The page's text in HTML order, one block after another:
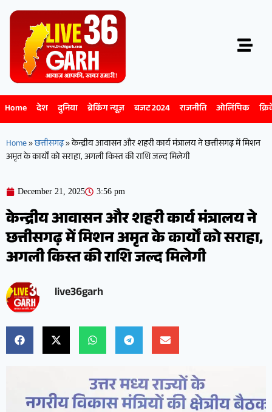
Home देश दुनिया ब्रेकिंग न्यूज़ बजट 2024 राजनीति ओलिंपिक
Home»छत्तीसगढ़»केन्द्रीय आवासन और शहरी कार्य मंत्रालय ने छत्तीसगढ़ में मिशन
अमृत के कार्यों को सराहा, अगली किस्त की राशि जल्द मिलेगी
December 21, 2025 3:56 pm
केन्द्रीय आवासन और शहरी कार्य मंत्रालय ने
छत्तीसगढ़ में मिशन अमृत के कार्यों को सराहा,
अगली किस्त की राशि जल्द मिलेगी
live36garh